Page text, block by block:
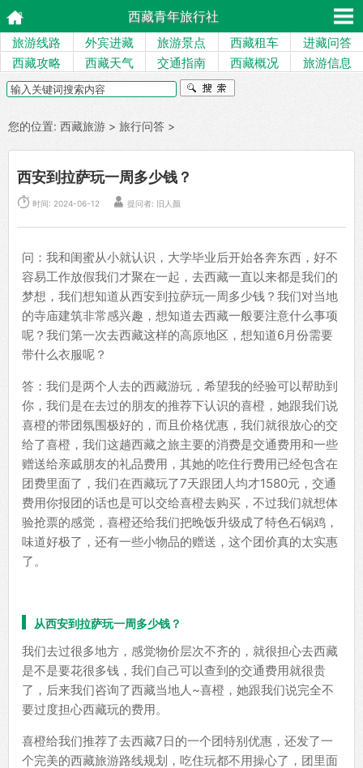
西藏青年旅行社
旅游线路 外宾进藏 旅游景点 西藏租车
进藏问答
西藏攻略
西藏天气 交通指南 西藏概况 旅游信息
您的位置: 西藏旅游 > 旅行问答 >
西安到拉萨玩一周多少钱？
 时间: 2024-06-12  提问者: 旧人颜
问：我和闺蜜从小就认识，大学毕业后开始各奔东西，好不
容易工作放假我们才聚在一起，去西藏一直以来都是我们的
梦想，我们想知道从西安到拉萨玩一周多少钱？我们对当地
的寺庙建筑非常感兴趣，想知道去西藏一般要注意什么事项
呢？我们第一次去西藏这样的高原地区，想知道6月份需要
带什么衣服呢？
答：我们是两个人去的西藏游玩，希望我的经验可以帮助到
你，我们是在去过的朋友的推荐下认识的喜橙，她跟我们说
喜橙的带团氛围极好的，而且价格优惠，我们就很放心的交
给了喜橙，我们这趟西藏之旅主要的消费是交通费用和一些
赠送给亲戚朋友的礼品费用，其她的吃住行费用已经包含在
团费里面了，我们在西藏玩了7天跟团人均才1580元，交通
费用你报团的话也是可以交给喜橙去购买，不过我们就想体
验抢票的感觉，喜橙还给我们把晚饭升级成了特色石锅鸡，
味道好极了，还有一些小物品的赠送，这个团价真的太实惠
了。
从西安到拉萨玩一周多少钱？
我们去过很多地方，感觉物价层次不齐的，就很担心去西藏
是不是要花很多钱，我们自己可以查到的交通费用就很贵
了，后来我们咨询了西藏当地人~喜橙，她跟我们说完全不
要过度担心西藏玩的费用。
喜橙给我们推荐了去西藏7日的一个团特别优惠，还发了一
个完美的西藏旅游路线规划，吃住玩都不用操心了，团里面